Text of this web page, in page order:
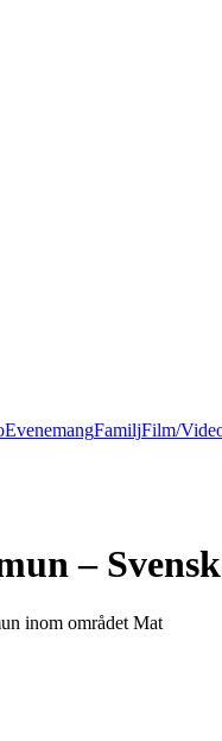
EvenemangFamiljFilm/
–
inom området Mat